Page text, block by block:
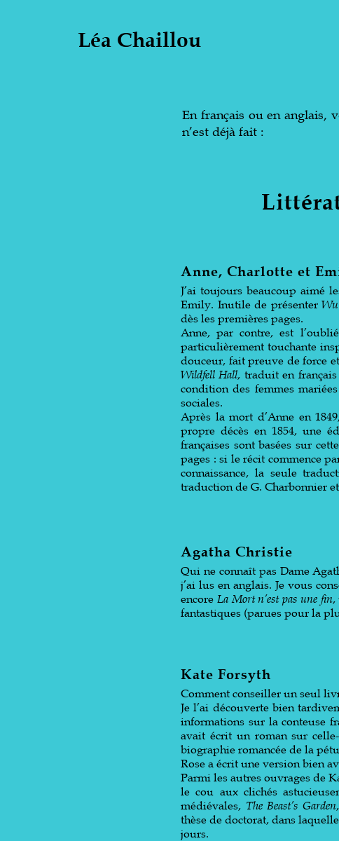
Léa Chaillou
En français ou en anglais,
n’est déjà fait :
Anne, Charlotte et
J’ai toujours beaucoup aimé
Emily. Inutile de présenter
dès les premières pages.
Anne, par contre, est
particulièrement touchante
douceur, fait preuve de force
Wildfell Hall, traduit en
condition des femmes
sociales.
Après la mort d’Anne en
propre décès en 1854, une
françaises sont basées sur
pages : si le récit commence
connaissance, la seule
traduction de G. Charbonnier
Agatha Christie
Qui ne connaît pas Dame
j’ai lus en anglais. Je vous
encore La Mort n’est pas une fin,
fantastiques (parues pour la
Kate Forsyth
Comment conseiller un seul
Je l’ai découverte bien
informations sur la conteuse
avait écrit un roman sur
biographie romancée de la
Rose a écrit une version bien
Parmi les autres ouvrages de
le cou aux clichés
médiévales, The Beast’s Garden
thèse de doctorat, dans
jours.